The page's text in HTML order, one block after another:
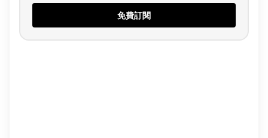
免費訂閱